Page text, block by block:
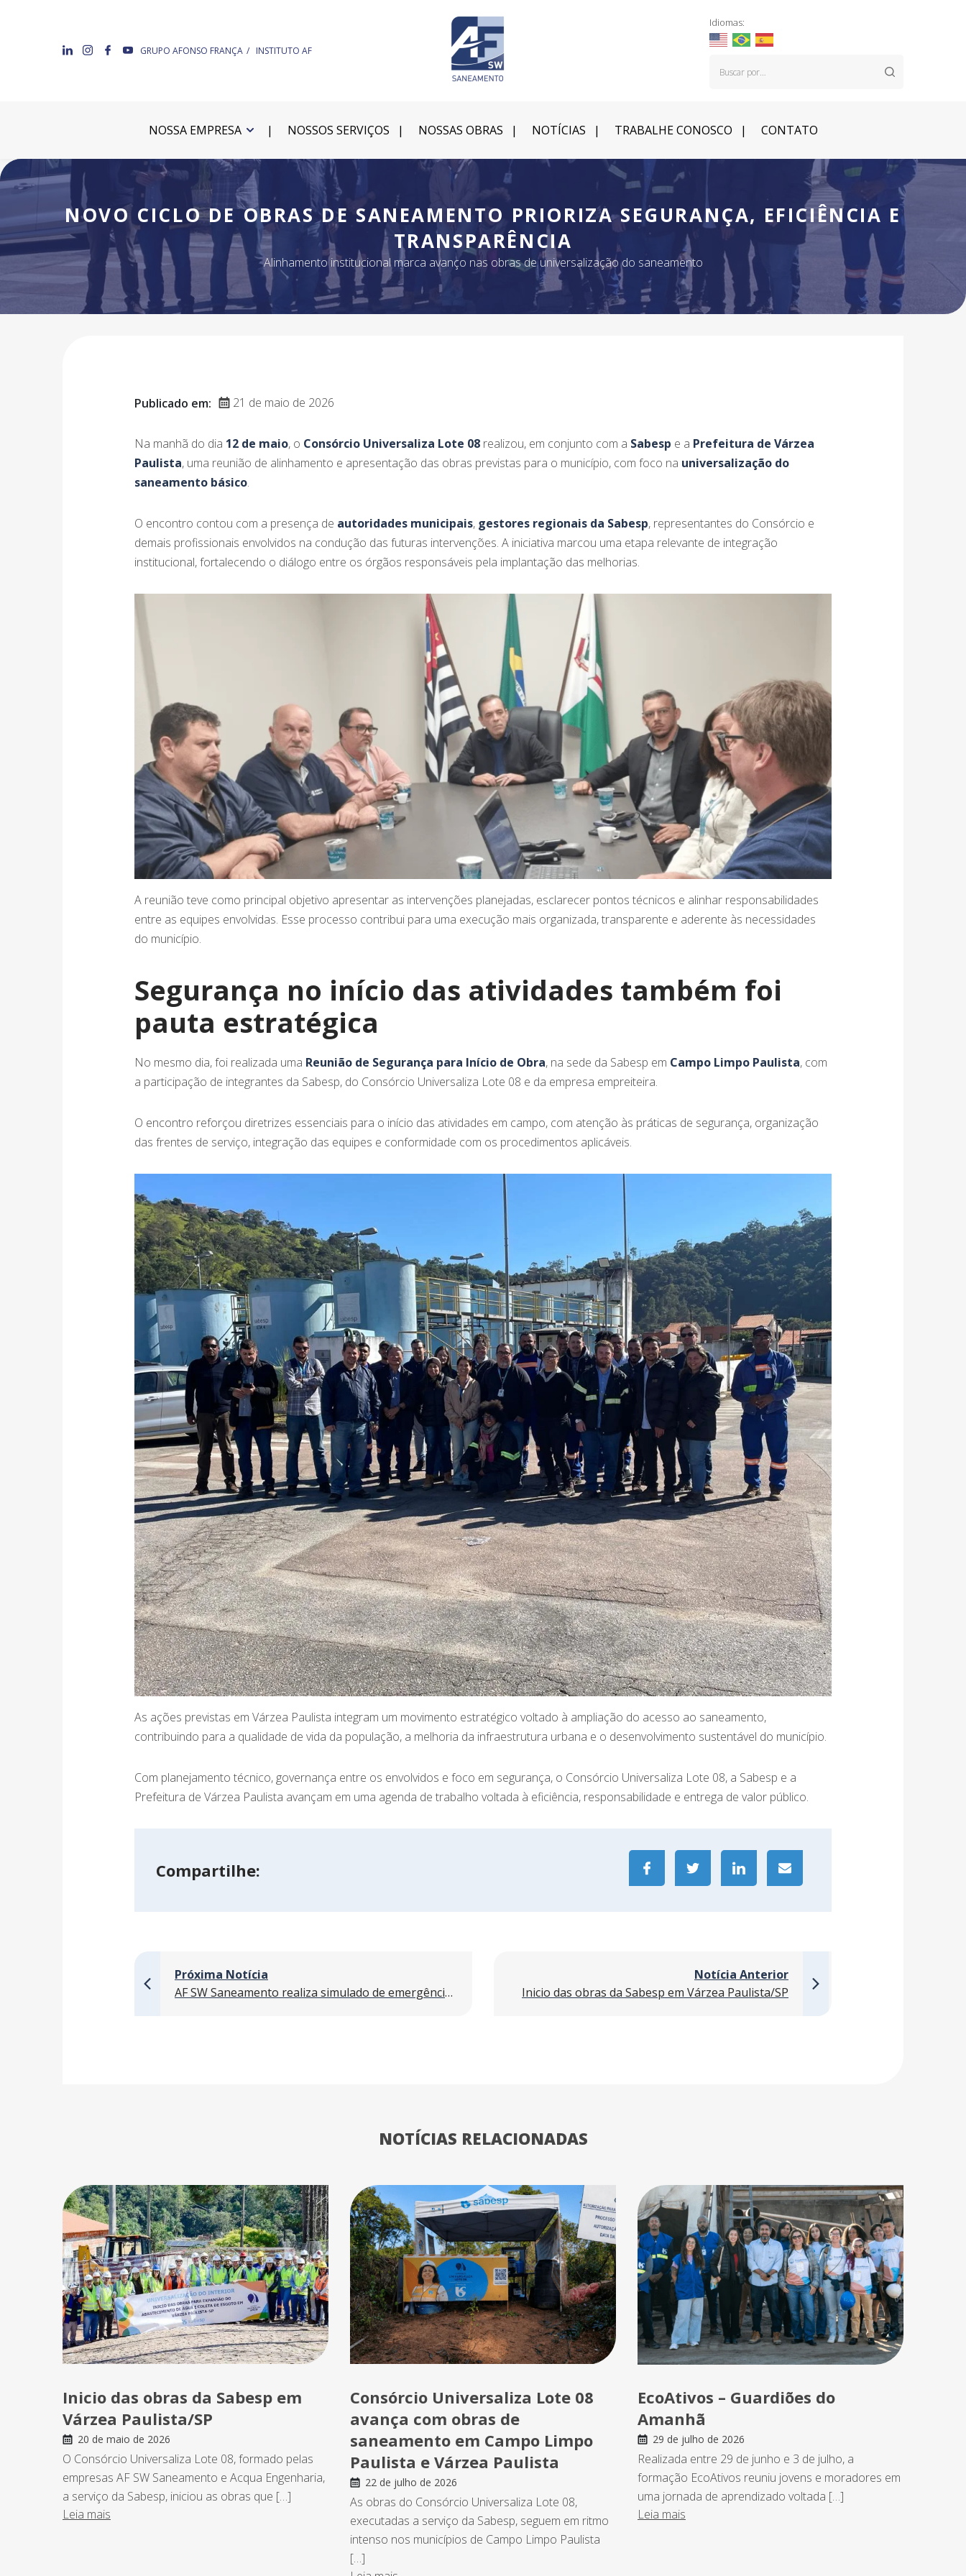
GRUPO AFONSO FRANÇA INSTITUTO AF
Idiomas:
NOSSA EMPRESA NOSSOS SERVIÇOS NOSSAS OBRAS NOTÍCIAS TRABALHE CONOSCO CONTATO
NOVO CICLO DE OBRAS DE SANEAMENTO PRIORIZA SEGURANÇA, EFICIÊNCIA E
TRANSPARÊNCIA
Alinhamento institucional marca avanço nas obras de universalização do saneamento
Publicado em: 21 de maio de 2026
Na manhã do dia 12 de maio, o Consórcio Universaliza Lote 08 realizou, em conjunto com a Sabesp e a Prefeitura de Várzea
Paulista, uma reunião de alinhamento e apresentação das obras previstas para o município, com foco na universalização do
saneamento básico.
O encontro contou com a presença de autoridades municipais, gestores regionais da Sabesp, representantes do Consórcio e
demais profissionais envolvidos na condução das futuras intervenções. A iniciativa marcou uma etapa relevante de integração
institucional, fortalecendo o diálogo entre os órgãos responsáveis pela implantação das melhorias.
A reunião teve como principal objetivo apresentar as intervenções planejadas, esclarecer pontos técnicos e alinhar responsabilidades
entre as equipes envolvidas. Esse processo contribui para uma execução mais organizada, transparente e aderente às necessidades
do município.
Segurança no início das atividades também foi
pauta estratégica
No mesmo dia, foi realizada uma Reunião de Segurança para Início de Obra, na sede da Sabesp em Campo Limpo Paulista, com
a participação de integrantes da Sabesp, do Consórcio Universaliza Lote 08 e da empresa empreiteira.
O encontro reforçou diretrizes essenciais para o início das atividades em campo, com atenção às práticas de segurança, organização
das frentes de serviço, integração das equipes e conformidade com os procedimentos aplicáveis.
As ações previstas em Várzea Paulista integram um movimento estratégico voltado à ampliação do acesso ao saneamento,
contribuindo para a qualidade de vida da população, a melhoria da infraestrutura urbana e o desenvolvimento sustentável do município.
Com planejamento técnico, governança entre os envolvidos e foco em segurança, o Consórcio Universaliza Lote 08, a Sabesp e a
Prefeitura de Várzea Paulista avançam em uma agenda de trabalho voltada à eficiência, responsabilidade e entrega de valor público.
Compartilhe:
Próxima Notícia
AF SW Saneamento realiza simulado de emergência em obra da Sabesp com foco em resgate, segurança e resposta rápida
Notícia Anterior
Inicio das obras da Sabesp em Várzea Paulista/SP
NOTÍCIAS RELACIONADAS
Inicio das obras da Sabesp em
Várzea Paulista/SP
20 de maio de 2026
O Consórcio Universaliza Lote 08, formado pelas
empresas AF SW Saneamento e Acqua Engenharia,
a serviço da Sabesp, iniciou as obras que […]
Leia mais
Consórcio Universaliza Lote 08
avança com obras de
saneamento em Campo Limpo
Paulista e Várzea Paulista
22 de julho de 2026
As obras do Consórcio Universaliza Lote 08,
executadas a serviço da Sabesp, seguem em ritmo
intenso nos municípios de Campo Limpo Paulista
[…]
EcoAtivos – Guardiões do
Amanhã
29 de julho de 2026
Realizada entre 29 de junho e 3 de julho, a
formação EcoAtivos reuniu jovens e moradores em
uma jornada de aprendizado voltada […]
Leia mais